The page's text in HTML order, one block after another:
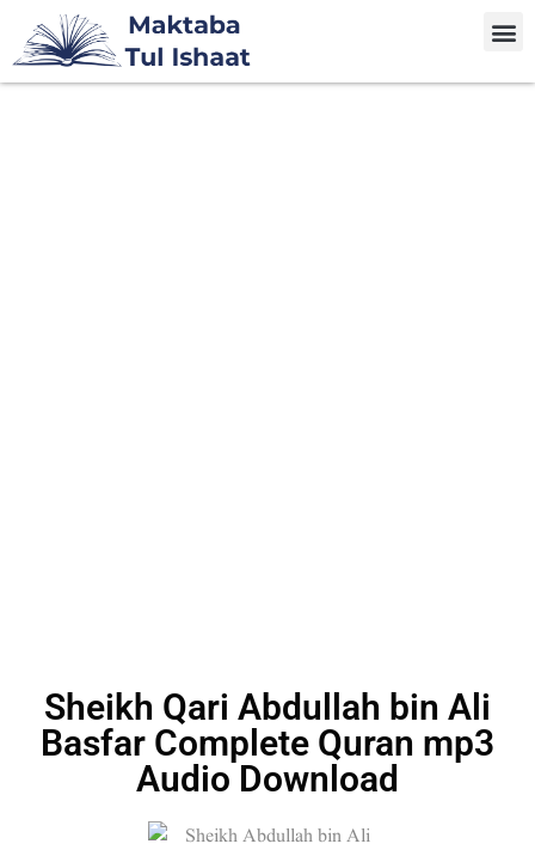
Sheikh Qari Abdullah bin Ali
Basfar Complete Quran mp3
Audio Download